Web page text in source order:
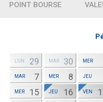
POINT BOURSE
LUN 29 MAR 30 MER
MAR 7 MER 8 JEU
MER 15 JEU 16 VEN